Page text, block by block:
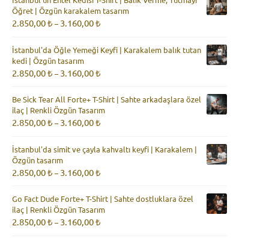
2.350,00 ₺
Öğret | Özgün karakalem tasarım
2.850,00₺ – 3.160,00₺
-
İstanbul'da Öğle Yemeği Keyfi | Karakalem balık tutan
kedi | Özgün tasarım
2.850,00₺ – 3.160,00₺
-
3.160,00 ₺
Be Sick Tear All Forte+ T-Shirt | Sahte arkadaşlara özel
ilaç | Renkli Özgün Tasarım
2.850,00₺ – 3.160,00₺
İstanbul'da simit ve çayla kahvaltı keyfi | Karakalem |
Özgün tasarım
2.850,00₺ – 3.160,00₺
-
3.160,00 ₺
Go Fact Dude Forte+ T-Shirt | Sahte dostluklara özel
ilaç | Renkli Özgün Tasarım
2.850,00₺ – 3.160,00₺